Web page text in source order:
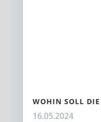
WOHIN SOLL DIE
16.05.2024